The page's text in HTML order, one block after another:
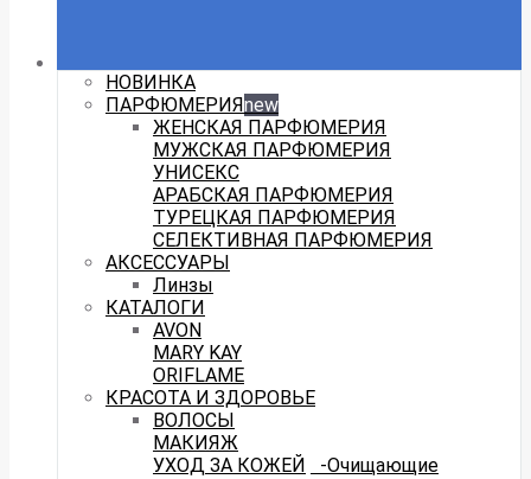
НОВИНКА
ПАРФЮМЕРИЯnew
ЖЕНСКАЯ ПАРФЮМЕРИЯ
МУЖСКАЯ ПАРФЮМЕРИЯ
УНИСЕКС
АРАБСКАЯ ПАРФЮМЕРИЯ
ТУРЕЦКАЯ ПАРФЮМЕРИЯ
СЕЛЕКТИВНАЯ ПАРФЮМЕРИЯ
АКСЕССУАРЫ
Линзы
КАТАЛОГИ
AVON
MARY KAY
ORIFLAME
КРАСОТА И ЗДОРОВЬЕ
ВОЛОСЫ
МАКИЯЖ
УХОД ЗА КОЖЕЙ
-Очищающие